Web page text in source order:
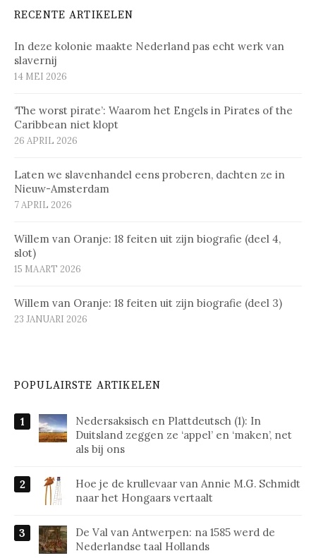
RECENTE ARTIKELEN
In deze kolonie maakte Nederland pas echt werk van
slavernij
14 MEI 2026
‘The worst pirate’: Waarom het Engels in Pirates of the
Caribbean niet klopt
26 APRIL 2026
Laten we slavenhandel eens proberen, dachten ze in
Nieuw-Amsterdam
7 APRIL 2026
Willem van Oranje: 18 feiten uit zijn biografie (deel 4,
slot)
15 MAART 2026
Willem van Oranje: 18 feiten uit zijn biografie (deel 3)
23 JANUARI 2026
POPULAIRSTE ARTIKELEN
Nedersaksisch en Plattdeutsch (1): In
Duitsland zeggen ze ‘appel’ en ‘maken’, net
als bij ons
Hoe je de krullevaar van Annie M.G. Schmidt
naar het Hongaars vertaalt
De Val van Antwerpen: na 1585 werd de
Nederlandse taal Hollands